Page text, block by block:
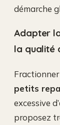
démarche
Adapter
la qualité
petits
excessive
proposez